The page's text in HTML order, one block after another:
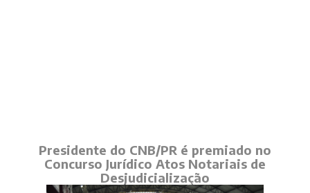
Presidente do CNB/PR é premiado no
Concurso Jurídico Atos Notariais de
Desjudicialização